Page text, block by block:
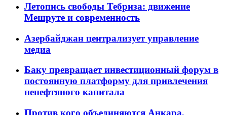
Летопись свободы Тебриза: движение
Мешруте и современность
Азербайджан централизует управление
медиа
Баку превращает инвестиционный форум в
постоянную платформу для привлечения
ненефтяного капитала
Против кого объединяются Анкара,